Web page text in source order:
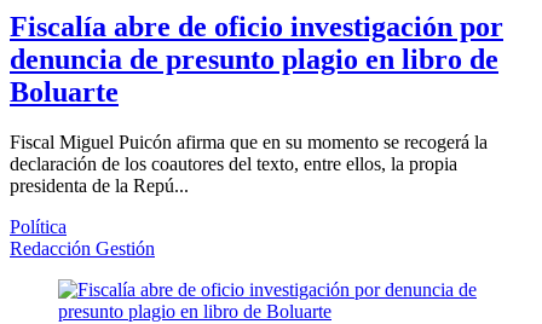
Fiscalía abre de oficio investigación por
denuncia de presunto plagio en libro de
Boluarte
Fiscal Miguel Puicón afirma que en su momento se recogerá la
declaración de los coautores del texto, entre ellos, la propia
presidenta de la Repú...
Política
Redacción Gestión